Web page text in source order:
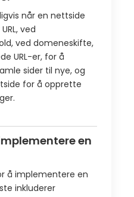
når en nettside
ved
ved domeneskifte,
URL-er, for å
sider til nye, og
for å opprette
en
å implementere en
inkluderer